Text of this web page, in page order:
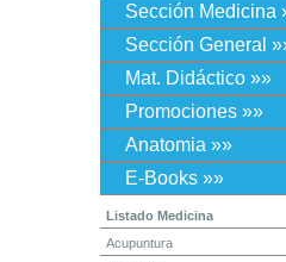
Sección Medicina
Sección General
Mat. Didáctico »»
Promociones »»
Anatomia »»
E-Books »»
Listado Medicina
Acupuntura